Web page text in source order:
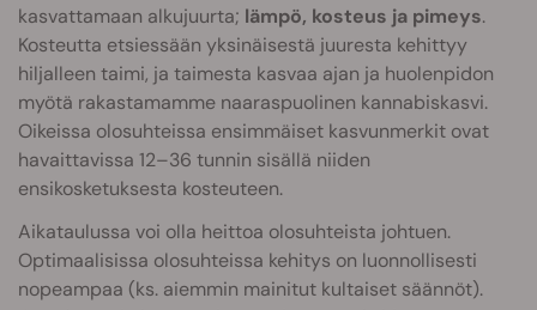
kasvattamaan alkujuurta; lämpö, kosteus ja pimeys.
Kosteutta etsiessään yksinäisestä juuresta kehittyy
hiljalleen taimi, ja taimesta kasvaa ajan ja huolenpidon
myötä rakastamamme naaraspuolinen kannabiskasvi.
Oikeissa olosuhteissa ensimmäiset kasvunmerkit ovat
havaittavissa 12–36 tunnin sisällä niiden
ensikosketuksesta kosteuteen.
Aikataulussa voi olla heittoa olosuhteista johtuen.
Optimaalisissa olosuhteissa kehitys on luonnollisesti
nopeampaa (ks. aiemmin mainitut kultaiset säännöt).